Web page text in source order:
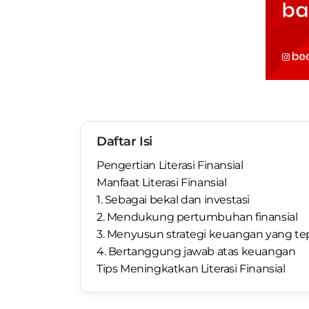
Daftar Isi
Pengertian Literasi Finansial
Manfaat Literasi Finansial
1. Sebagai bekal dan investasi
2. Mendukung pertumbuhan finansial
3. Menyusun strategi keuangan yang
4. Bertanggung jawab atas keuangan
Tips Meningkatkan Literasi Finansial